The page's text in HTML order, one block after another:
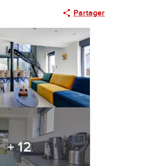
Partager
+ 12